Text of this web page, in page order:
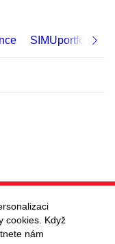
SIMUportfolio
cookies. Když
nám